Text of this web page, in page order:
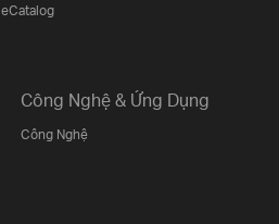
eCatalog
Công Nghệ & Ứng Dụng
Công Nghệ